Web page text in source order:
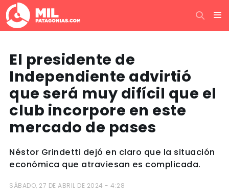
El presidente de
Independiente advirtió
que será muy difícil que el
club incorpore en este
mercado de pases
Néstor Grindetti dejó en claro que la situación
económica que atraviesan es complicada.
SÁBADO, 27 DE ABRIL DE 2024 - 4:28